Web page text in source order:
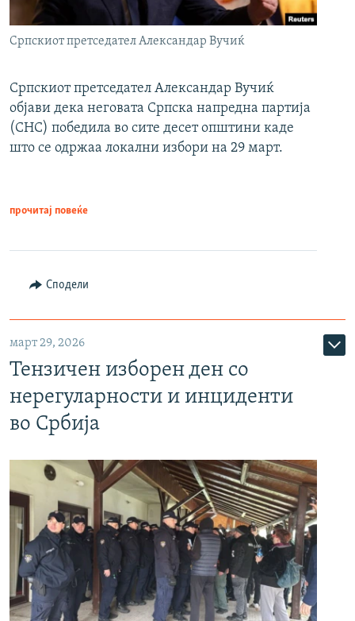
Српскиот претседател Александар Вучиќ
Српскиот претседател Александар Вучиќ
објави дека неговата Српска напредна партија
(СНС) победила во сите десет општини каде
што се одржаа локални избори на 29 март.
прочитај повеќе
Сподели
март 29, 2026
Тензичен изборен ден со
нерегуларности и инциденти
во Србија